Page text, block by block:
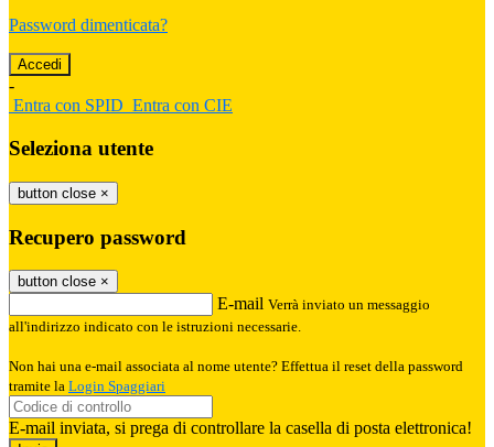
Password dimenticata?
-
Entra con SPID Entra con CIE
Seleziona utente
button close ×
Recupero password
button close ×
E-mail Verrà inviato un messaggio
all'indirizzo indicato con le istruzioni necessarie.
Non hai una e-mail associata al nome utente? Effettua il reset della password
tramite la Login Spaggiari
E-mail inviata, si prega di controllare la casella di posta elettronica!